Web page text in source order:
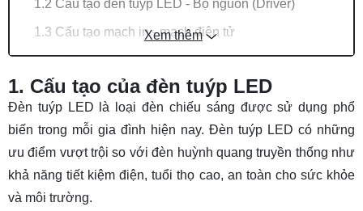
1.2 Cấu tạo đèn tuýp LED - Bộ nguồn (Driver)
1.3 Cấu tạo mạch in - mạch điện tử
1.4 Cấu tạo thân vỏ
2. Hình ảnh cấu tạo đèn tuýp LED
2.1 Cấu tạo đèn tuýp LED T5
2.2 Cấu tạo đèn tuýp LED T8
2.3 Cấu tạo đèn tuýp LED bán nguyệt
3. Nguyên lý hoạt động đèn tuýp LED
Xem thêm
1. Cấu tạo của đèn tuýp LED
Đèn tuýp LED là loại đèn chiếu sáng được sử dụng phổ
biến trong mỗi gia đình hiện nay. Đèn tuýp LED có những
ưu điểm vượt trội so với đèn huỳnh quang truyền thống như
khả năng tiết kiệm điện, tuổi thọ cao, an toàn cho sức khỏe
và môi trường.